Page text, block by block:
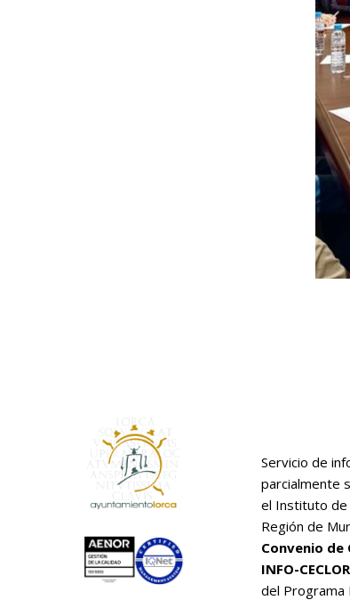
Servicio de
parcialmente
el Instituto de
Región de
Convenio de
INFO-CECLOR
del Programa